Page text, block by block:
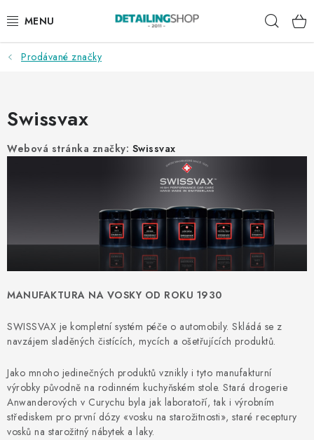
na
AKCE
DÁRKOVÉ SADY A POUKAZY
KONTAKTY
PRODÁVANÉ ZNAČKY
BYDLENÍ
Prodávané značky
Swissvax
Webová stránka značky: Swissvax
MANUFAKTURA NA VOSKY OD ROKU 1930
SWISSVAX je kompletní systém péče o automobily. Skládá se z
navzájem sladěných čistících, mycích a ošetřujících produktů.
Jako mnoho jedinečných produktů vznikly i tyto manufakturní
výrobky původně na rodinném kuchyňském stole. Stará drogerie
Anwanderových v Curychu byla jak laboratoří, tak i výrobním
střediskem pro první dózy «vosku na starožitnosti», staré receptury
vosků na starožitný nábytek a laky.